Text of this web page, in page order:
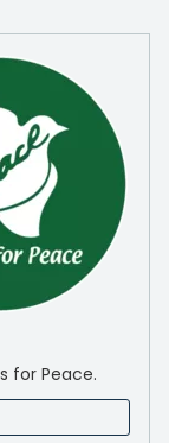
for Peace.